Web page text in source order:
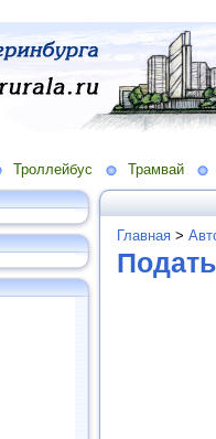
Троллейбус Трамвай
Главная >